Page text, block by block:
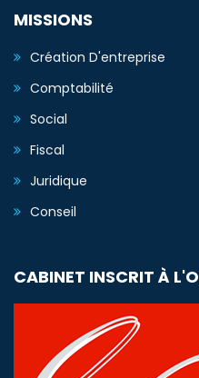
MISSIONS
Création D'entreprise
Comptabilité
Social
Fiscal
Juridique
Conseil
CABINET INSCRIT À